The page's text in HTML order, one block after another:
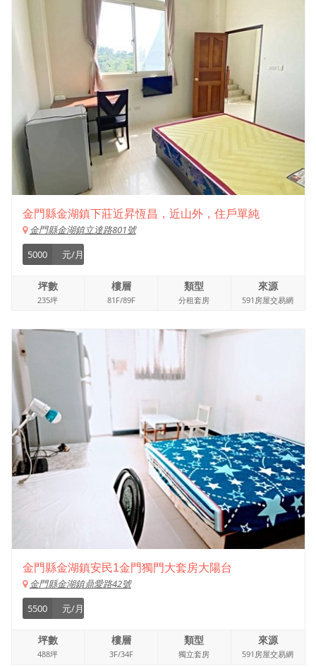
金門縣金湖鎮下莊近昇恆昌，近山外，住戶單純
金門縣金湖鎮立達路801號
5000
元/月
坪數
235坪
樓層
81F/89F
類型
分租套房
來源
591房屋交易網
金門縣金湖鎮安民1金門獨門大套房大陽台
金門縣金湖鎮鼎愛路42號
5500
元/月
坪數
488坪
樓層
3F/34F
類型
獨立套房
來源
591房屋交易網